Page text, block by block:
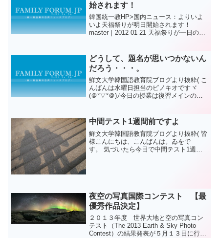
始されます！
韓国統一教HP>国内ニュース：よりいよ
いよ天福祭りが明日開始されます！
master｜2012-01-21 天福祭りが一日の残
らの明るい光を明らかにするため、今は
しば...
どうして、題名が思いつかないん
だろう・・・。
鮮文大学韓国語教育院ブログより抜粋( こ
んばんは水曜日担当のピノキオですヾ
(＠°▽°＠)ﾉ今日の授業は復習メインの日
に行くとしたら何を持っていきますか？
なんでそれをもっ...
中間テスト1週間前ですよ
鮮文大学韓国語教育院ブログより抜粋( 皆
様こんにちは、こんばんは。ゐをで
す。 気づいたら今日で中間テスト1週間
夜空の写真国際コンテスト 【最
優秀作品決定】
２０１３年度 世界大地と空の写真コン
テスト（The 2013 Earth & Sky Photo
Contest）の結果発表が５月１３日に行わ